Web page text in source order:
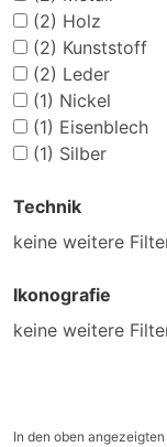
(2) Holz
(2) Kunststoff
(2) Leder
(1) Nickel
(1) Eisenblech
(1) Silber
Technik
keine weitere
Ikonografie
keine weitere
In den oben